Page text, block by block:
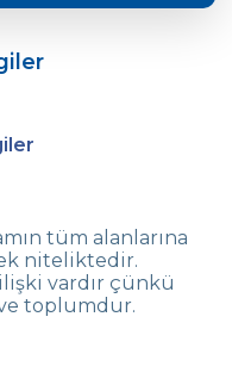
tüm alanlarına
niteliktedir.
ilişki vardır çünkü
toplumdur.